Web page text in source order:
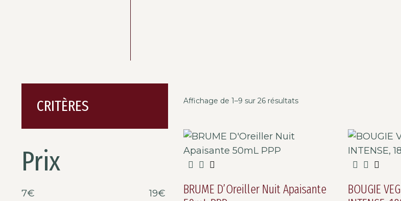
CRITÈRES
Prix
7€ 19€
Affichage de 1–9 sur 26 résultats
BRUME D’Oreiller Nuit Apaisante
BOUGIE